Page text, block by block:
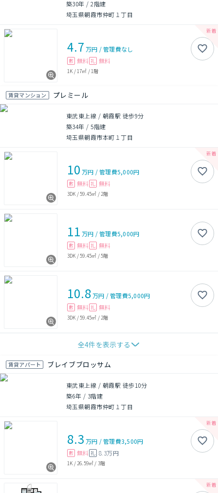
築30年 /2階建
埼玉県朝霞市仲町１丁目
4.7 万円 /管理費なし
敷 無料 礼 無料
1K / 17㎡ / 1階
賃貸マンション プレミール
東武東上線 / 朝霞駅 徒歩9分
築34年 /5階建
埼玉県朝霞市本町１丁目
10 万円 /管理費5,000円
敷 無料 礼 無料
3DK /59.45㎡ / 2階
11 万円 /管理費5,000円
敷 無料 礼 無料
3DK /59.45㎡ /5階
10.8万円 /管理費5,000円
敷 無料 礼 無料
3DK /59.45㎡ / 2階
全4件を表示する
賃貸アパート ブレイブブロッサム
東武東上線 / 朝霞駅 徒歩10分
築6年 / 3階建
埼玉県朝霞市仲町１丁目
8.3 万円 /管理費3,500円
敷 無料 礼 8.3万円
1K / 26.59㎡ / 3階